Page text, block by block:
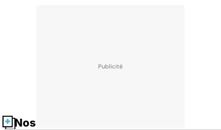
Nos fiches santé